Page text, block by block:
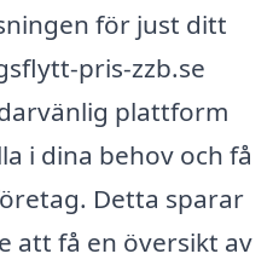
för just ditt
pris-zzb.se
plattform
i dina behov och få
Detta sparar
att få en översikt av